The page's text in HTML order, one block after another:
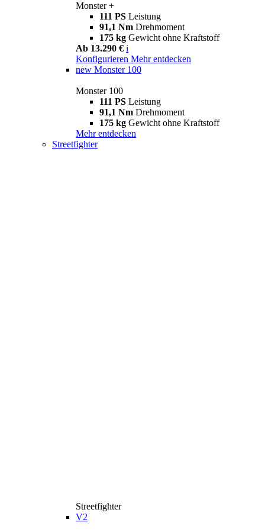
Monster +
111 PS Leistung
91,1 Nm Drehmoment
175 kg Gewicht ohne Kraftstoff
Ab 13.290 € i
Konfigurieren Mehr entdecken
new Monster 100
Monster 100
111 PS Leistung
91,1 Nm Drehmoment
175 kg Gewicht ohne Kraftstoff
Mehr entdecken
Streetfighter
Streetfighter
V2